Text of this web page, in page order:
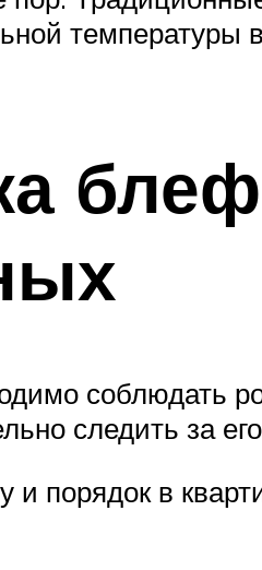
температуры
соблюдать
следить за
и порядок в